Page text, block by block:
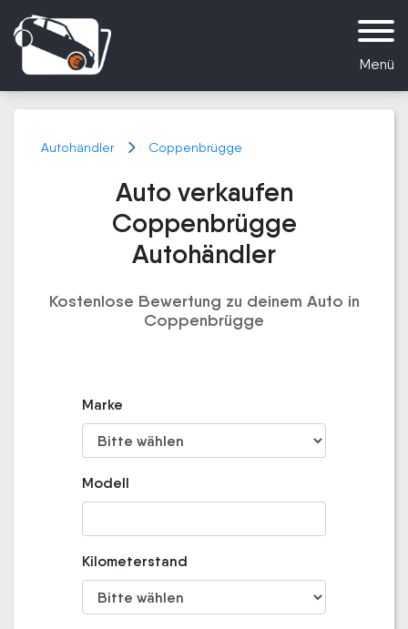
Menü
Autohändler Coppenbrügge
Auto verkaufen
Coppenbrügge
Autohändler
Kostenlose Bewertung zu deinem Auto in
Coppenbrügge
Marke
Modell
Kilometerstand